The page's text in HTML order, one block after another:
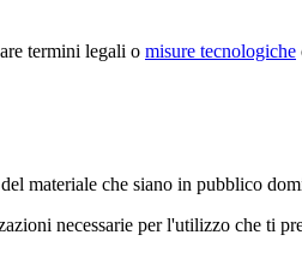
termini legali o misure tecnologiche
materiale che siano in pubblico
necessarie per l'utilizzo che ti